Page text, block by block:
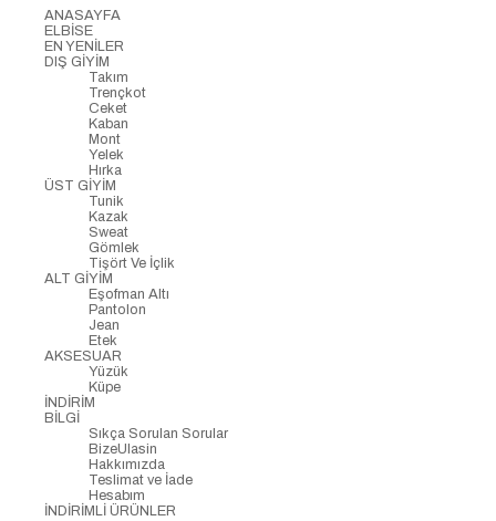
ANASAYFA
ELBİSE
EN YENİLER
DIŞ GİYİM
Takım
Trençkot
Ceket
Kaban
Mont
Yelek
Hırka
ÜST GİYİM
Tunik
Kazak
Sweat
Gömlek
Tişört Ve İçlik
ALT GİYİM
Eşofman Altı
Pantolon
Jean
Etek
AKSESUAR
Yüzük
Küpe
İNDİRİM
BİLGİ
Sıkça Sorulan Sorular
BizeUlasin
Hakkımızda
Teslimat ve İade
Hesabım
İNDİRİMLİ ÜRÜNLER